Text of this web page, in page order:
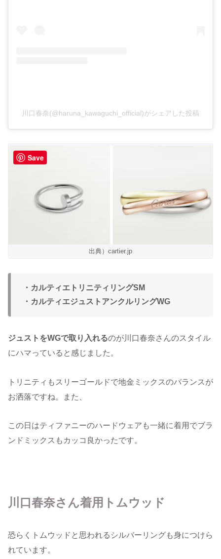
川口春奈(@haruna_kawaguchi_official)がシェアした投稿
出典）cartier.jp
・カルティエトリニティリングSM
・カルティエジュストアンクルリングWG
ジュストをWGで取り入れるのが川口春奈さんのスタイル
にハマっていると感じました。
トリニティもスリーゴールドで地金ミックスのバランスが
お洒落ですね。また、
この日はティファニーのハードウェアも一緒に着用でブラ
ンドミックスもカッコ良かったです。
川口春奈さん着用トムウッド
恐らくトムウッドと思われるシルバーリングも身につけら
れています。
Save